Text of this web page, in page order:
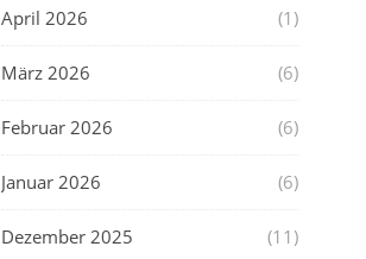
April 2026 (1)
März 2026 (6)
Februar 2026 (6)
Januar 2026 (6)
Dezember 2025 (11)